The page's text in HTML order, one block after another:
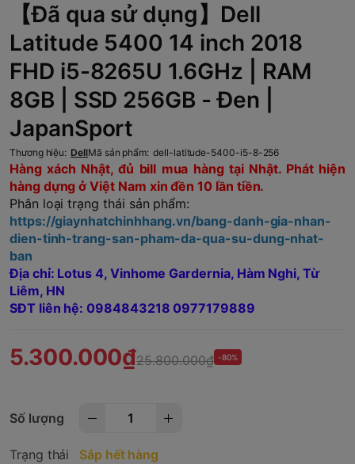
【Đã qua sử dụng】Dell
Latitude 5400 14 inch 2018
FHD i5-8265U 1.6GHz | RAM
8GB | SSD 256GB - Đen |
JapanSport
Thương hiệu: DellMã sản phẩm: dell-latitude-5400-i5-8-256
Hàng xách Nhật, đủ bill mua hàng tại Nhật. Phát hiện
hàng dựng ở Việt Nam xin đền 10 lần tiền.
Phân loại trạng thái sản phẩm:
https://giaynhatchinhhang.vn/bang-danh-gia-nhan-
dien-tinh-trang-san-pham-da-qua-su-dung-nhat-
ban
Địa chỉ: Lotus 4, Vinhome Gardernia, Hàm Nghi, Từ
Liêm, HN
SĐT liên hệ: 0984843218 0977179889
5.300.000₫25.800.000₫ -80%
Số lượng
Trạng thái Sắp hết hàng